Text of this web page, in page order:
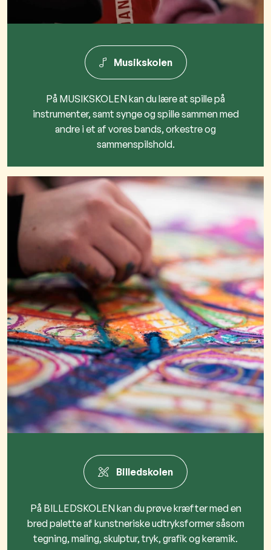
Musikskolen
På MUSIKSKOLEN kan du lære at spille på
instrumenter, samt synge og spille sammen med
andre i et af vores bands, orkestre og
sammenspilshold.
Billedskolen
På BILLEDSKOLEN kan du prøve kræfter med en
bred palette af kunstneriske udtryksformer såsom
tegning, maling, skulptur, tryk, grafik og keramik.